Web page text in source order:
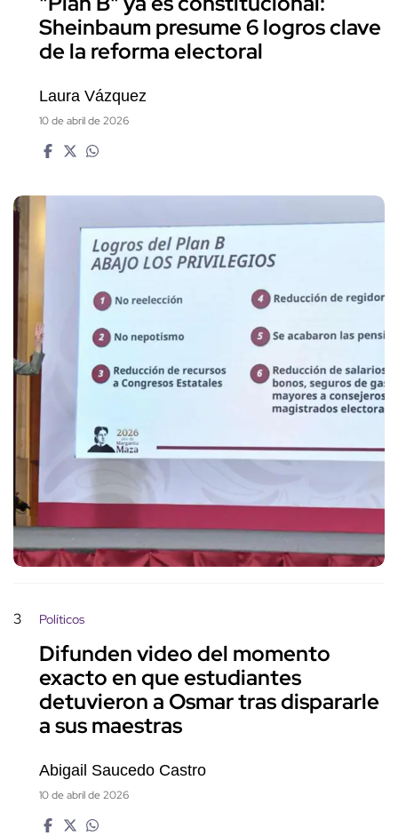
Sheinbaum presume 6 logros clave
de la reforma electoral
Laura Vázquez
10 de abril de 2026
3 Políticos
Difunden video del momento
exacto en que estudiantes
detuvieron a Osmar tras dispararle
a sus maestras
Abigail Saucedo Castro
10 de abril de 2026